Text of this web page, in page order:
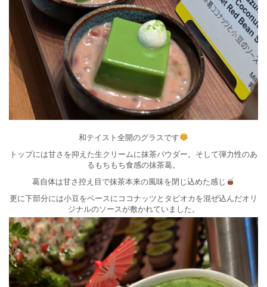
和テイスト全開のグラスです
トップには甘さを抑えた生クリームに抹茶パウダー。そして弾力性のあ
るもちもち食感の抹茶葛。
葛自体は甘さ控え目で抹茶本来の風味を閉じ込めた感じ
更に下部分には小豆をベースにココナッツとタピオカを混ぜ込んだオリ
ジナルのソースが敷かれていました。